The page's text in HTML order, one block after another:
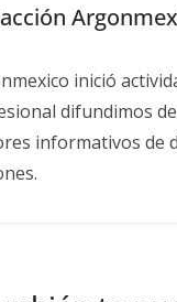
inició
difundimos
informativos de